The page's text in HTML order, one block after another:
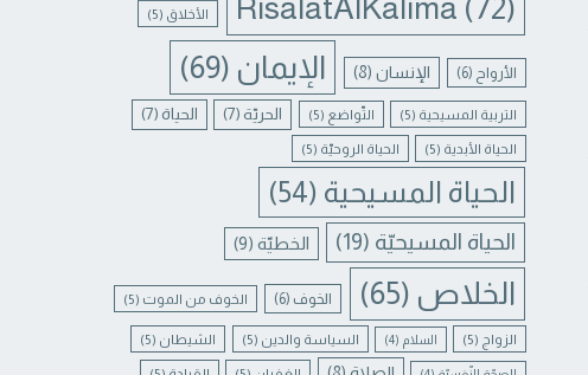
RisalatAlKalima (72) الأخلاق (5)
الأرواح (6) الإنسان(8) الإيمان (69)
التربية المسيحية (5) التّواضع (5) الحريّة (7) الحياة (7)
الحياة الأبدية (5) الحياة الروحيّة (5)
الحياة المسيحية (54)
الحياة المسيحيّة (19) الخطيّة(9)
الخلاص (65) الخوف (6) الخوف من الموت (5)
الزواج (5) السلام (4) السياسة والدين (5) الشيطان (5)